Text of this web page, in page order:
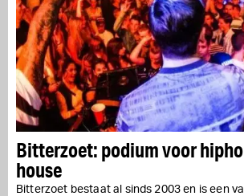
Bitterzoet: podium voor
house
Bitterzoet bestaat al sinds 2003 en is een